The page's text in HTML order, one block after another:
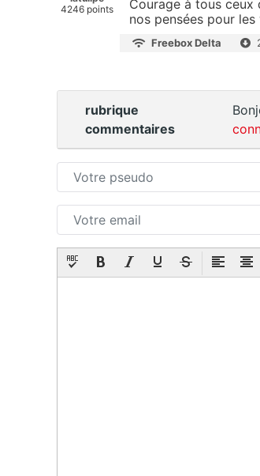
4246 points
Courage à tous
nos pensées pour les
Freebox Delta
rubrique
commentaires